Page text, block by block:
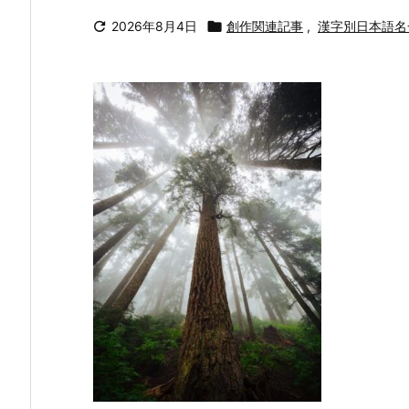
 2026年8月4日  創作関連記事 , 漢字別日本語